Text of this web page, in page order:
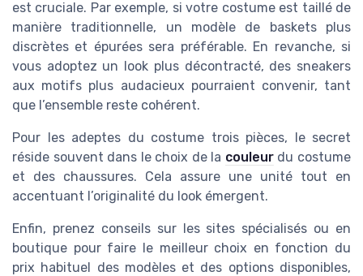
est cruciale. Par exemple, si votre costume est taillé de
manière traditionnelle, un modèle de baskets plus
discrètes et épurées sera préférable. En revanche, si
vous adoptez un look plus décontracté, des sneakers
aux motifs plus audacieux pourraient convenir, tant
que l’ensemble reste cohérent.
Pour les adeptes du costume trois pièces, le secret
réside souvent dans le choix de la couleurdu costume
et des chaussures. Cela assure une unité tout en
accentuant l’originalité du look émergent.
Enfin, prenez conseils sur les sites spécialisés ou en
boutique pour faire le meilleur choix en fonction du
prix habituel des modèles et des options disponibles,